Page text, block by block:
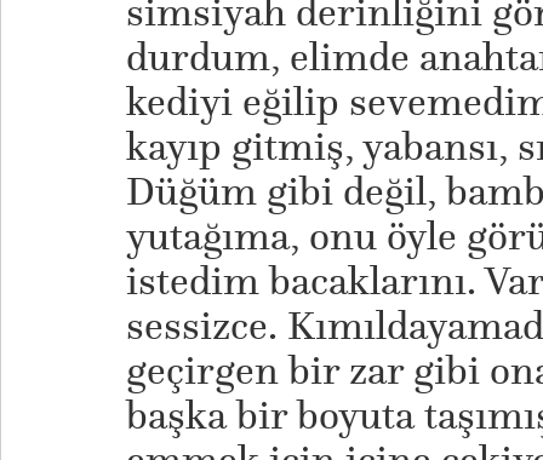
simsiyah derinliğini
durdum, elimde
kediyi eğilip
kayıp gitmiş, yabansı,
Düğüm gibi değil,
yutağıma, onu öyle
istedim bacaklarını.
sessizce.
geçirgen bir zar gibi
başka bir boyuta